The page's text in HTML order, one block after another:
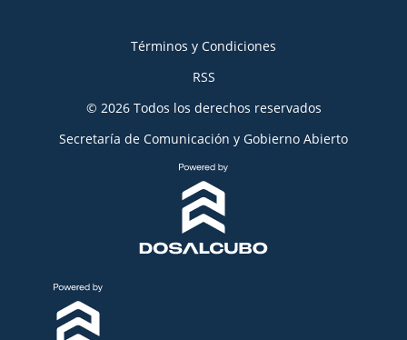
Términos y Condiciones
RSS
© 2026 Todos los derechos reservados
Secretaría de Comunicación y Gobierno Abierto